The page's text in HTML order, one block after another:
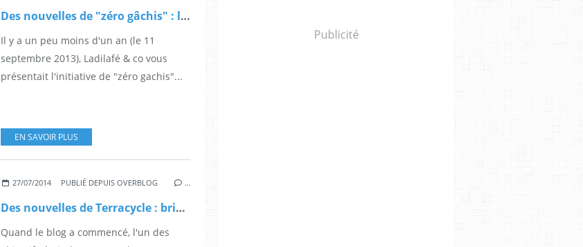
Des nouvelles de "zéro gâchis" : la strat-up bretonne se développe !
Il y a un peu moins d'un an (le 11
septembre 2013), Ladilafé & co vous
présentait l'initiative de "zéro gachis"...
EN SAVOIR PLUS
27/07/2014 PUBLIÉ DEPUIS OVERBLOG …
Des nouvelles de Terracycle : brigade des mégots et poubelle zéro déchet en marche
Quand le blog a commencé, l'un des
Publicité